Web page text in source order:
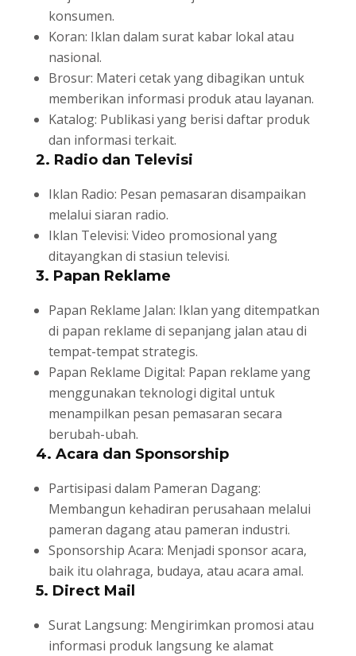
konsumen.
Koran: Iklan dalam surat kabar lokal atau
nasional.
Brosur: Materi cetak yang dibagikan untuk
memberikan informasi produk atau layanan.
Katalog: Publikasi yang berisi daftar produk
dan informasi terkait.
2. Radio dan Televisi
Iklan Radio: Pesan pemasaran disampaikan
melalui siaran radio.
Iklan Televisi: Video promosional yang
ditayangkan di stasiun televisi.
3. Papan Reklame
Papan Reklame Jalan: Iklan yang ditempatkan
di papan reklame di sepanjang jalan atau di
tempat-tempat strategis.
Papan Reklame Digital: Papan reklame yang
menggunakan teknologi digital untuk
menampilkan pesan pemasaran secara
berubah-ubah.
4. Acara dan Sponsorship
Partisipasi dalam Pameran Dagang:
Membangun kehadiran perusahaan melalui
pameran dagang atau pameran industri.
Sponsorship Acara: Menjadi sponsor acara,
baik itu olahraga, budaya, atau acara amal.
5. Direct Mail
Surat Langsung: Mengirimkan promosi atau
informasi produk langsung ke alamat